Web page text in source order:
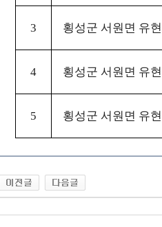
3 횡성군 서원면 유
4 횡성군 서원면 유
5 횡성군 서원면 유